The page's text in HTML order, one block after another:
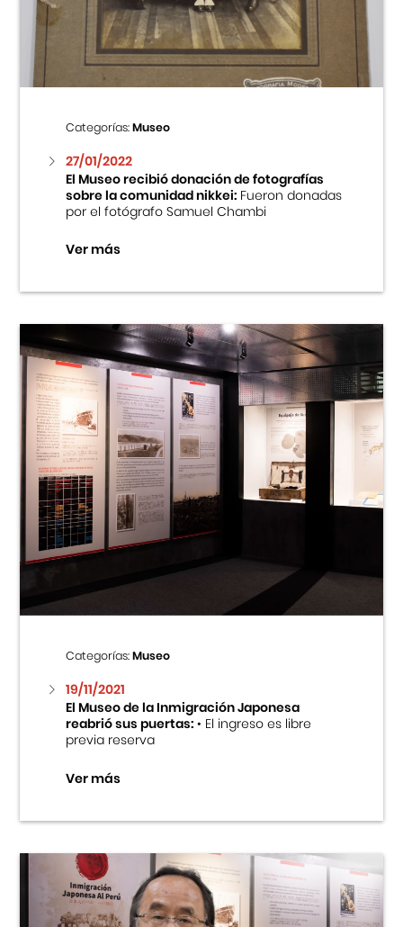
Centro Cultural Peruano Japonés
Museo de la Inmigración Japonesa
Fondo Editorial
Teatro Peruano Japonés
Categorías:Museo
27/01/2022
El Museo recibió donación de fotografías
sobre la comunidad nikkei:Fueron donadas
por el fotógrafo Samuel Chambi
Ver más
Categorías:Museo
19/11/2021
El Museo de la Inmigración Japonesa
reabrió sus puertas:• El ingreso es libre
previa reserva
Ver más